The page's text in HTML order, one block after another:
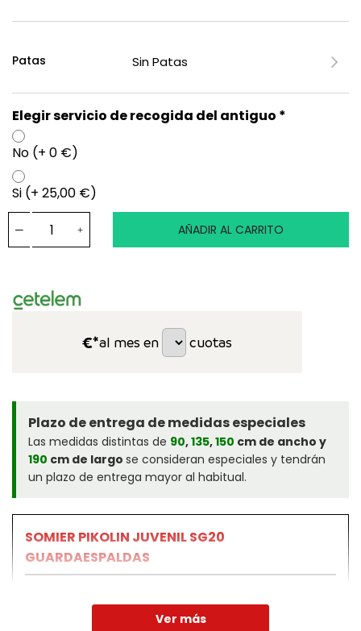
Patas
Elegir servicio de recogida del antiguo *
No (+ 0 €)
Si (+ 25,00 €)
AÑADIR AL CARRITO
€*al mes en cuotas
Plazo de entrega de medidas especiales
Las medidas distintas de 90,135,150 cm de ancho y
190 cm de largo se consideran especiales y tendrán
un plazo de entrega mayor al habitual.
SOMIER PIKOLIN JUVENIL SG20
GUARDAESPALDAS
ofrecer una estructura estable, resistente y
perfectamente ventilada. Gracias a su diseño con 20
Ver más